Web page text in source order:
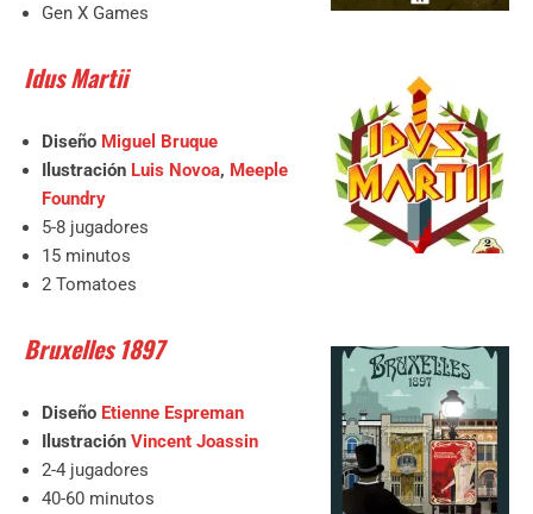
Gen X Games
Idus Martii
Diseño Miguel Bruque
Ilustración Luis Novoa, Meeple
Foundry
5-8 jugadores
15 minutos
2 Tomatoes
Bruxelles 1897
Diseño Etienne Espreman
Ilustración Vincent Joassin
2-4 jugadores
40-60 minutos